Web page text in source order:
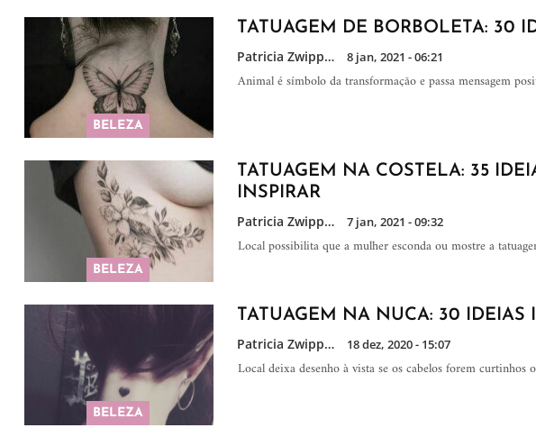
BELEZA
TATUAGEM DE BORBOLETA: 30
Patricia Zwipp 8 jan, 2021 - 06:21
Animal é símbolo da transformação e passa mensagem
BELEZA
TATUAGEM NA COSTELA: 35
INSPIRAR
Patricia Zwipp 7 jan, 2021 - 09:32
Local possibilita que a mulher esconda ou mostre a
BELEZA
TATUAGEM NA NUCA: 30 IDEIAS
Patricia Zwipp 18 dez, 2020 - 15:07
Local deixa desenho à vista se os cabelos forem curtinhos